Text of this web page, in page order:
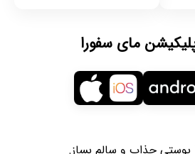
مای سفورا
پوستی جذاب و سالم بساز.